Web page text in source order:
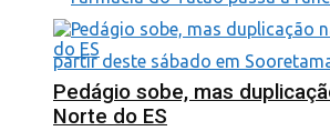
Pedágio sobe, mas
Norte do ES